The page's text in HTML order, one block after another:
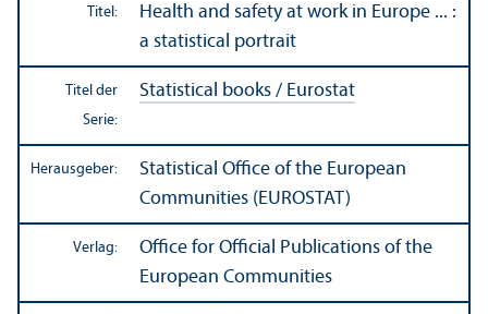
Titel:
Health and safety at work in Europe ... :
a statistical portrait
Titel der
Serie:
Statistical books / Eurostat
Herausgeber:
Statistical Office of the European
Communities (EUROSTAT)
Verlag:
Office for Official Publications of the
European Communities